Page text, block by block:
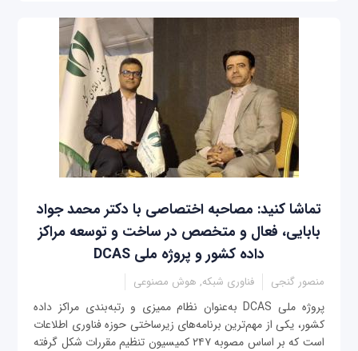
تماشا کنید: مصاحبه اختصاصی با دکتر محمد جواد
بابایی، فعال و متخصص در ساخت و توسعه مراکز
داده کشور و پروژه ملی DCAS
منصور گنجی فناوری شبکه, هوش مصنوعی
پروژه ملی DCAS به‌عنوان نظام ممیزی و رتبه‌بندی مراکز داده
کشور، یکی از مهم‌ترین برنامه‌های زیرساختی حوزه فناوری اطلاعات
است که بر اساس مصوبه ۲۴۷ کمیسیون تنظیم مقررات شکل گرفته